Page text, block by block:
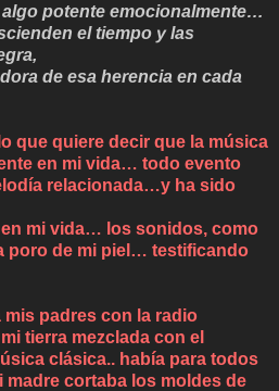
potente emocionalmente…
el tiempo y las
de esa herencia en cada
que quiere decir que la música
en mi vida… todo evento
relacionada…y ha sido
en mi vida… los sonidos, como
poro de mi piel… testificando
mis padres con la radio
tierra mezclada con el
clásica.. había para todos
cortaba los moldes de